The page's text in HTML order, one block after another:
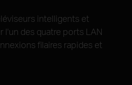
intelligents et
l'un des quatre ports LAN
filaires rapides et